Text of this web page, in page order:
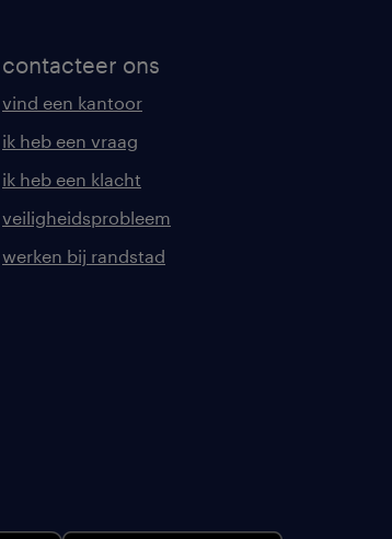
contacteer ons
vind een kantoor
ik heb een vraag
ik heb een klacht
veiligheidsprobleem
werken bij randstad